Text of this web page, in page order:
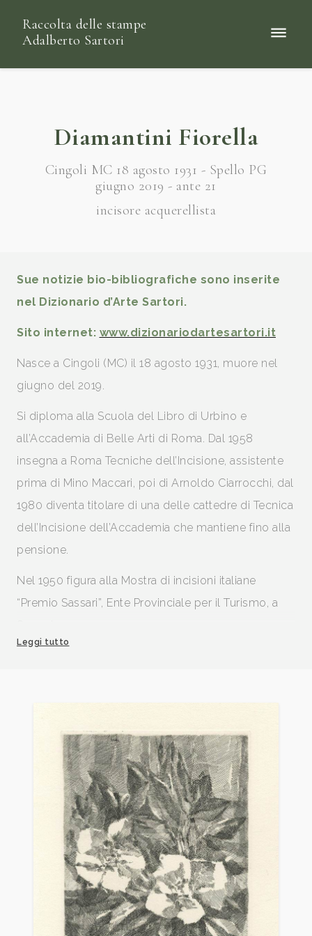
Raccolta delle stampe
Adalberto Sartori
Diamantini Fiorella
Cingoli MC 18 agosto 1931 - Spello PG
giugno 2019 - ante 21
incisore acquerellista
Sue notizie bio-bibliografiche sono inserite
nel Dizionario d’Arte Sartori.
Sito internet: www.dizionariodartesartori.it
Nasce a Cingoli (MC) il 18 agosto 1931, muore nel
giugno del 2019.
Si diploma alla Scuola del Libro di Urbino e
all’Accademia di Belle Arti di Roma. Dal 1958
insegna a Roma Tecniche dell’Incisione, assistente
prima di Mino Maccari, poi di Arnoldo Ciarrocchi, dal
1980 diventa titolare di una delle cattedre di Tecnica
dell’Incisione dell’Accademia che mantiene fino alla
pensione.
Nel 1950 figura alla Mostra di incisioni italiane
“Premio Sassari”, Ente Provinciale per il Turismo, a
contemporanea”, Parco Ibirapnera, Palazzo
dell’Industria, San Paolo del Brasile.
Nel 1957 figura alla “ I Mostra dell’incisione italiana
contemporanea”, alla Galleria Opera Bevilacqua La
Masa, Palazzo delle Procuratie Nuove di Venezia.
Nel 1957 figura alla Mostra “La incisione
contemporanea in Italia”, presso l’Istituto Italiano di
Cultura di Atene.
Leggi tutto